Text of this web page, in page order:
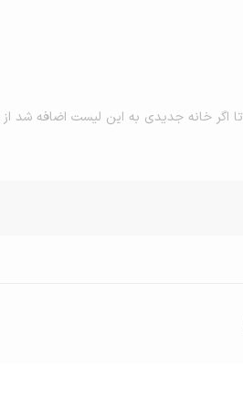
تا اگر خانه جدیدی به این لیست اضافه شد